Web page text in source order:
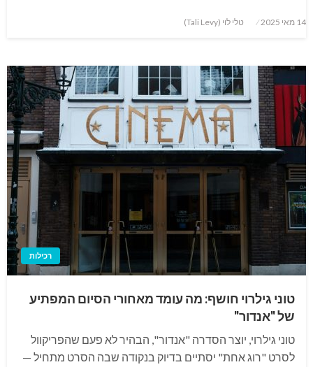
Posted
14 מאי 2025 טלי לוי (Tali Levy)
רכילות
טוני גילרוי חושף: מה עומד מאחורי הסיום המפתיע
של "אנדור"
טוני גילרוי, יוצר הסדרה "אנדור", הבהיר לא פעם שהפריקוול
לסרט "רוג אחת" יסתיים בדיוק בנקודה שבה הסרט מתחיל —